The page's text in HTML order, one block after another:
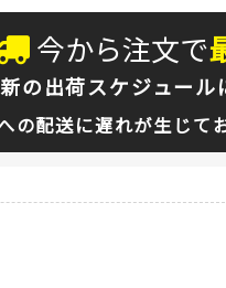
今から注文で
の出荷スケジュール
の配送に遅れが生じて